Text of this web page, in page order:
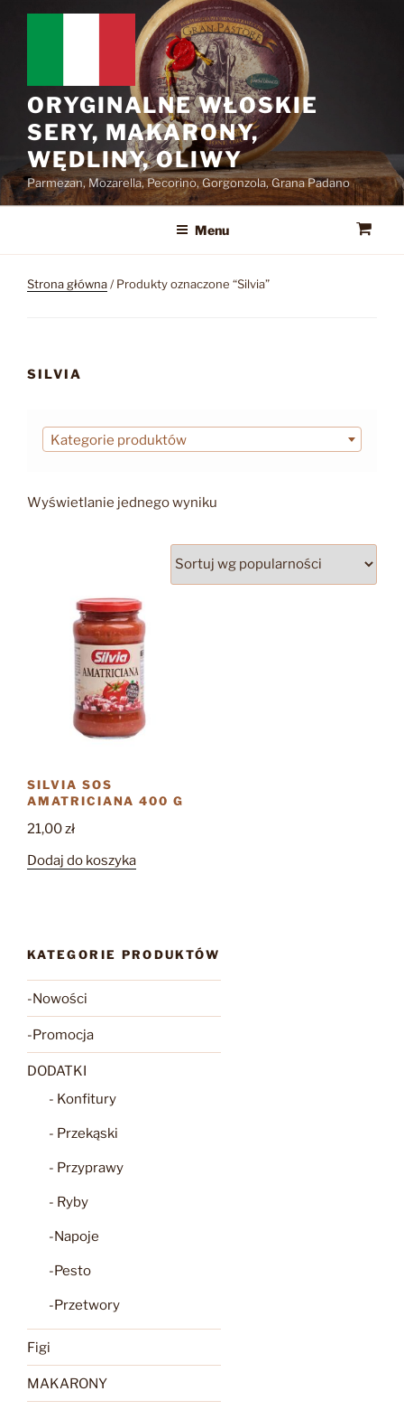
Przejdź
ORYGINALNE WŁOSKIE
SERY, MAKARONY,
WĘDLINY, OLIWY
Parmezan, Mozarella, Pecorino, Gorgonzola, Grana Padano
Menu
Strona główna/ Produkty oznaczone “Silvia”
SILVIA
Kategorie produktów
Wyświetlanie jednego wyniku
SILVIA SOS
AMATRICIANA 400 G
21,00zł
Dodaj do koszyka
KATEGORIE PRODUKTÓW
-Nowości
-Promocja
DODATKI
- Konfitury
- Przekąski
- Przyprawy
- Ryby
-Napoje
-Pesto
-Przetwory
Figi
MAKARONY